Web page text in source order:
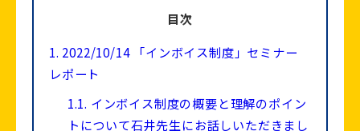
目次
1. 2022/10/14 「インボイス制度」セミナー
レポート
1.1. インボイス制度の概要と理解のポイン
トについて石井先生にお話しいただきまし